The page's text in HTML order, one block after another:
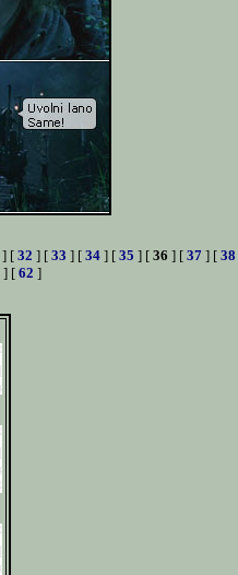
] [ 32 ] [ 33 ] [ 34 ] [ 35 ] [ 36 ] [ 37 ] [ 38
] [ 62 ]